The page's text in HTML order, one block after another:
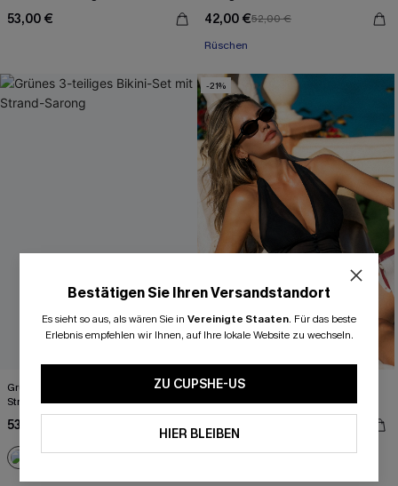
53,00 € 42,00 €52,00 €
Rüschen
Grünes 3-teiliges Bikini-Set mit
Strand-Sarong
53,00 €
-21%
Schwarzes 3-teiliges Neckholder-
Bikini-Set mit Mesh-Top
38,00 €
Rüschen
Bestätigen Sie Ihren Versandstandort
Es sieht so aus, als wären Sie in Vereinigte Staaten. Für das beste
Erlebnis empfehlen wir Ihnen, auf Ihre lokale Website zu wechseln.
ZU CUPSHE-US
HIER BLEIBEN